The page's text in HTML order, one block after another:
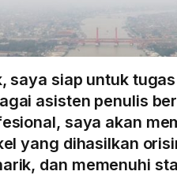
saya siap untuk
asisten penulis
saya akan
yang dihasilkan
dan memenuhi